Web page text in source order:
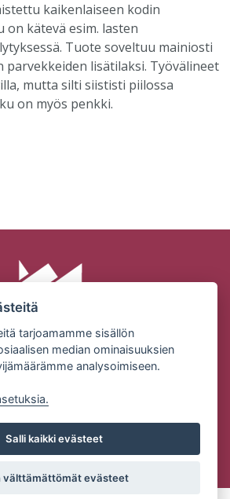
kaikenlaiseen kodin
kätevä esim. lasten
Tuote soveltuu mainiosti
parvekkeiden lisätilaksi. Työvälineet
mutta silti siististi piilossa
on myös penkki.
32210 LOIMAA
(02) 76 83101 | Email:
tarjoamamme sisällön
median ominaisuuksien
analysoimiseen.
Salli kaikki evästeet
välttämättömät evästeet